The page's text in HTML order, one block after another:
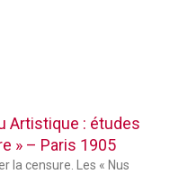
Artistique : études
» – Paris 1905
la censure. Les « Nus